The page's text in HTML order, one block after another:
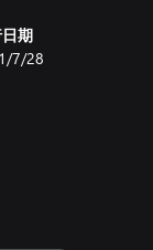
－－磨望！每
而且勝利後玩
NPC、引人的
期
7/28